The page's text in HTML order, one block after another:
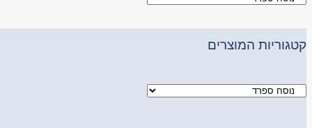
קטגוריות המוצרים